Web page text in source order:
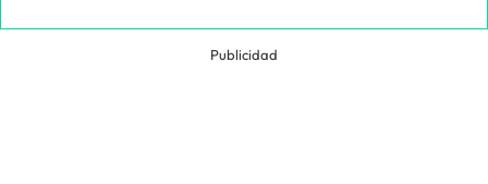
Publicidad